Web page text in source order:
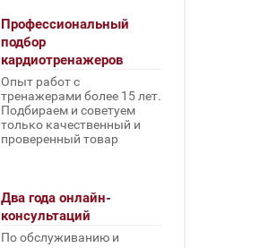
Профессиональный
подбор
кардиотренажеров
Опыт работ с
тренажерами более 15 лет.
Подбираем и советуем
только качественный и
проверенный товар
Два года онлайн-
консультаций
По обслуживанию и